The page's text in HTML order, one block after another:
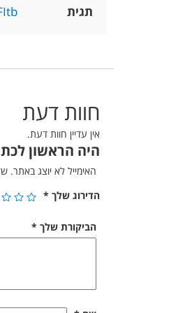
תגית
חוות דעת
אין עדיין חוות דעת.
היה הראשון לכתוב
האימייל לא יוצג באתר.
הדירוג שלך *
הביקורת שלך *